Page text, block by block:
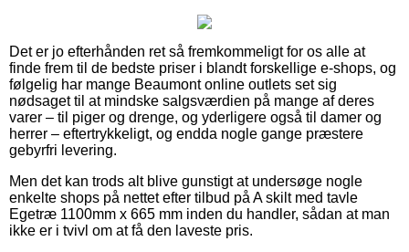
Det er jo efterhånden ret så fremkommeligt for os alle at
finde frem til de bedste priser i blandt forskellige e-shops, og
følgelig har mange Beaumont online outlets set sig
nødsaget til at mindske salgsværdien på mange af deres
varer – til piger og drenge, og yderligere også til damer og
herrer – eftertrykkeligt, og endda nogle gange præstere
gebyrfri levering.
Men det kan trods alt blive gunstigt at undersøge nogle
enkelte shops på nettet efter tilbud på A skilt med tavle
Egetræ 1100mm x 665 mm inden du handler, sådan at man
ikke er i tvivl om at få den laveste pris.